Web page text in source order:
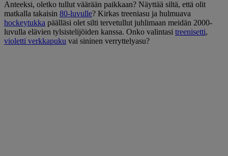
Anteeksi, oletko tullut väärään paikkaan? Näyttää siltä, että olit
matkalla takaisin 80-luvulle? Kirkas treeniasu ja hulmuava
hockeytukka päälläsi olet silti tervetullut juhlimaan meidän 2000-
luvulla elävien tylsistelijöiden kanssa. Onko valintasi treenisetti,
violetti verkkapuku vai sininen verryttelyasu?